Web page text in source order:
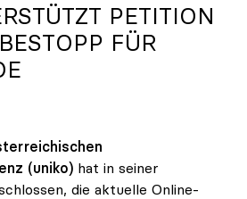
PETITION
FÜR
(uniko) hat in seiner
die aktuelle Online-